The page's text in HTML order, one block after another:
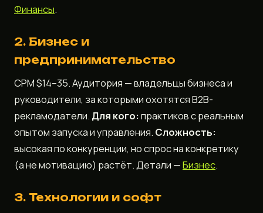
Финансы.
2. Бизнес и
предпринимательство
CPM $14–35. Аудитория — владельцы бизнеса и
руководители, за которыми охотятся B2B-
рекламодатели. Для кого:практиков с реальным
опытом запуска и управления. Сложность:
высокая по конкуренции, но спрос на конкретику
(а не мотивацию) растёт. Детали —Бизнес.
3. Технологии и софт